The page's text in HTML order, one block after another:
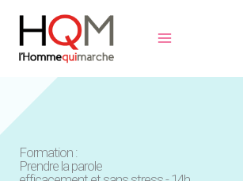
Aller
contenu
Formation :
Prendre la parole